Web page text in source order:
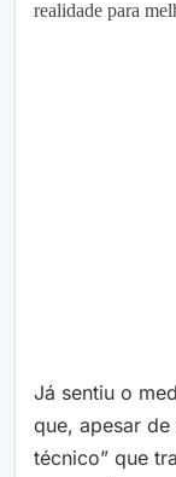
Já sentiu o
que, apesar
técnico” que